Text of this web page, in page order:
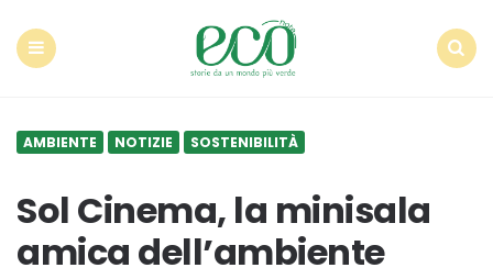
AMBIENTE NOTIZIE SOSTENIBILITÀ
Sol Cinema, la minisala
amica dell’ambiente